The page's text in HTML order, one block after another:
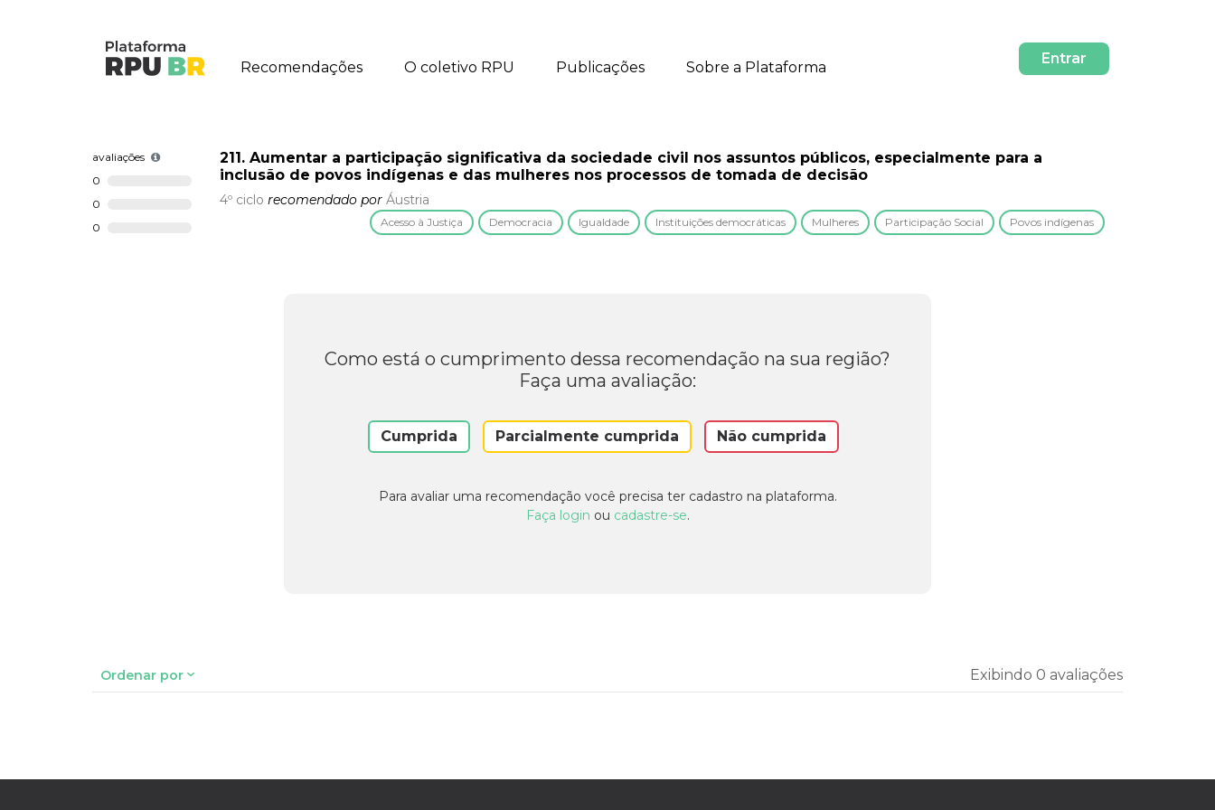
Recomendações O coletivo RPU Publicações Sobre a Plataforma
Entrar
avaliações
0
0
0
211. Aumentar a participação significativa da sociedade civil nos assuntos públicos, especialmente para a
inclusão de povos indígenas e das mulheres nos processos de tomada de decisão
4º ciclo recomendado por Áustria
Acesso à Justiça Democracia Igualdade Instituições democráticas Mulheres Participação Social Povos indígenas
Como está o cumprimento dessa recomendação na sua região?
Faça uma avaliação:
Cumprida Parcialmente cumprida Não cumprida
Para avaliar uma recomendação você precisa ter cadastro na plataforma.
Faça login ou cadastre-se.
Ordenar por Exibindo 0 avaliações